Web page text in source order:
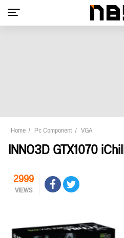
Home Pc Component VGA
INNO3D GTX1070
2999
VIEWS